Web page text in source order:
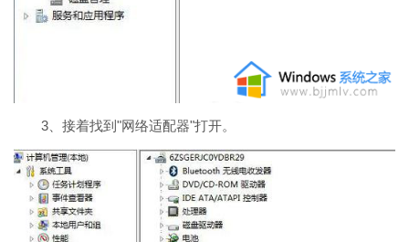
3、接着找到"网络适配器"打开。